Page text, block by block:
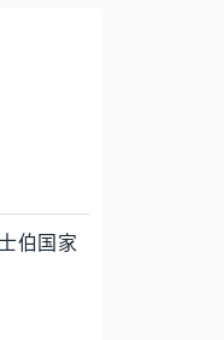
伯国家